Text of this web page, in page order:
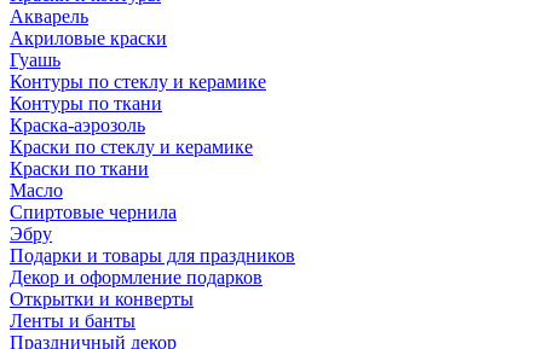
Акварель
Акриловые краски
Гуашь
Контуры по стеклу и керамике
Контуры по ткани
Краска-аэрозоль
Краски по стеклу и керамике
Краски по ткани
Масло
Спиртовые чернила
Эбру
Подарки и товары для праздников
Декор и оформление подарков
Открытки и конверты
Ленты и банты
Праздничный декор